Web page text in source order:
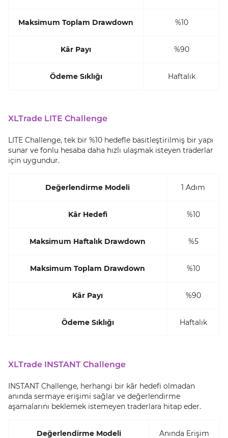
Maksimum Toplam Drawdown %10
Kâr Payı %90
Ödeme Sıklığı Haftalık
XLTrade LITE Challenge
LITE Challenge, tek bir %10 hedefle basitleştirilmiş bir yapı
sunar ve fonlu hesaba daha hızlı ulaşmak isteyen traderlar
için uygundur.
Değerlendirme Modeli 1 Adım
Kâr Hedefi %10
Maksimum Haftalık Drawdown %5
Maksimum Toplam Drawdown %10
Kâr Payı %90
Ödeme Sıklığı Haftalık
XLTrade INSTANT Challenge
INSTANT Challenge, herhangi bir kâr hedefi olmadan
anında sermaye erişimi sağlar ve değerlendirme
aşamalarını beklemek istemeyen traderlara hitap eder.
Değerlendirme Modeli Anında Erişim